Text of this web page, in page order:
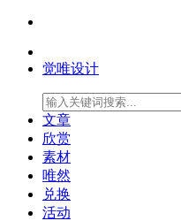
觉唯设计
文章
欣赏
素材
唯然
兑换
活动